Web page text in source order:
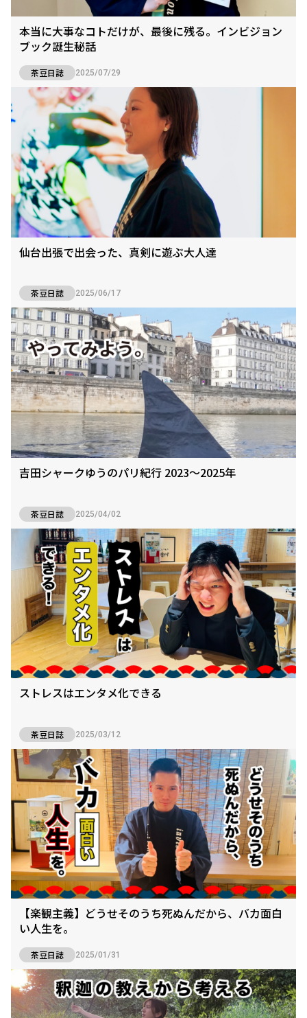
本当に大事なコトだけが、最後に残る。インビジョン
ブック誕生秘話
茶豆日誌 2025/07/29
仙台出張で出会った、真剣に遊ぶ大人達
茶豆日誌 2025/06/17
吉田シャークゆうのパリ紀行 2023〜2025年
茶豆日誌 2025/04/02
ストレスはエンタメ化できる
茶豆日誌 2025/03/12
【楽観主義】どうせそのうち死ぬんだから、バカ面白
い人生を。
茶豆日誌 2025/01/31